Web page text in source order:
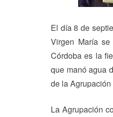
El día 8 de
Virgen María
Córdoba es la
que manó agua
de la
La Agrupación